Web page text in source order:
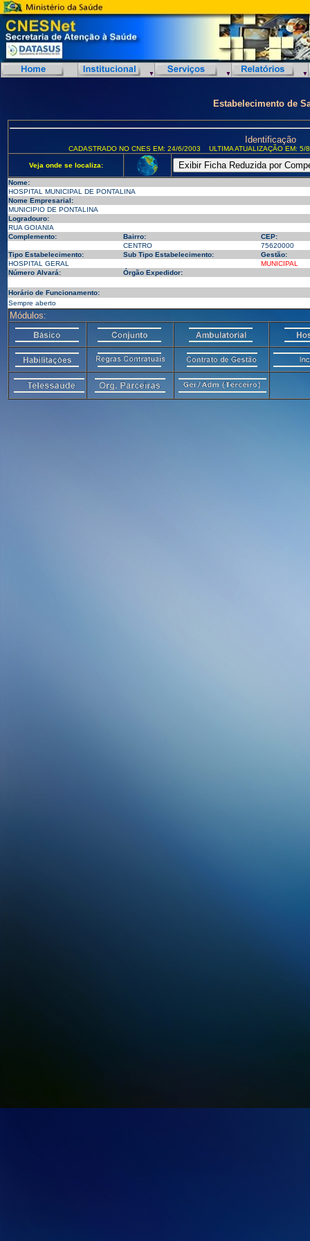
Estabelecimento de
Identificação
CADASTRADO NO CNES EM: 24/6/2003 ULTIMA ATUALIZAÇÃO EM:
Veja onde se localiza:
Nome:
HOSPITAL MUNICIPAL DE PONTALINA
Nome Empresarial:
MUNICIPIO DE PONTALINA
Logradouro:
RUA GOIANIA
Complemento:
Bairro:
CEP:
CENTRO
75620000
Tipo Estabelecimento:
Sub Tipo Estabelecimento:
Gestão:
HOSPITAL GERAL
MUNICIPAL
Número Alvará:
Órgão Expedidor:
Horário de Funcionamento:
Sempre aberto
Módulos: